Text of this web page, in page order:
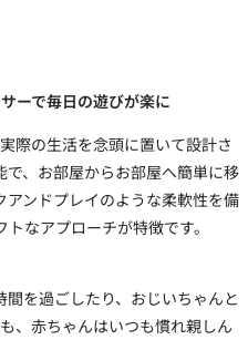
ーで毎日の遊びが楽に
際の生活を念頭に置いて設計さ
、お部屋からお部屋へ簡単に移
ンドプレイのような柔軟性を備
なアプローチが特徴です。
を過ごしたり、おじいちゃんと
、赤ちゃんはいつも慣れ親しん